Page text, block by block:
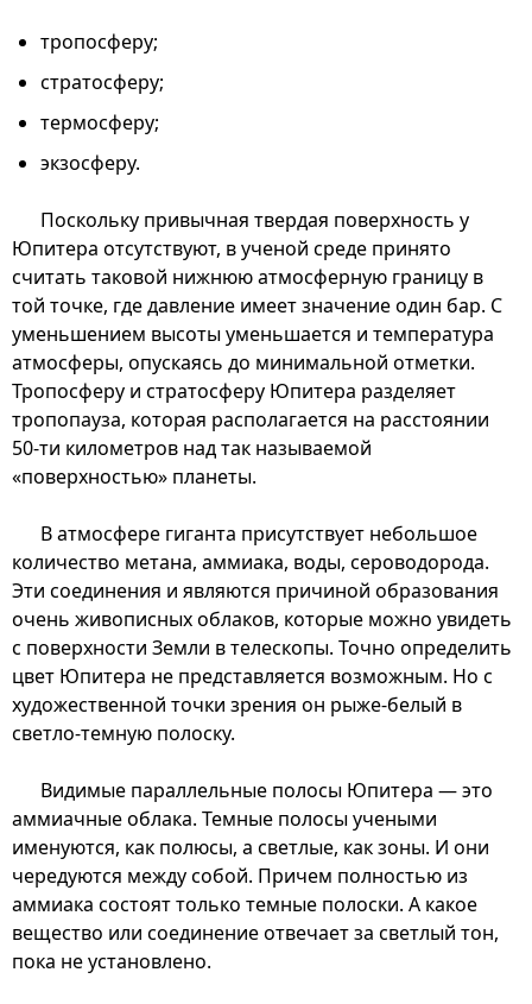
тропосферу;
стратосферу;
термосферу;
экзосферу.
Поскольку привычная твердая поверхность у
Юпитера отсутствуют, в ученой среде принято
считать таковой нижнюю атмосферную границу в
той точке, где давление имеет значение один бар. С
уменьшением высоты уменьшается и температура
атмосферы, опускаясь до минимальной отметки.
Тропосферу и стратосферу Юпитера разделяет
тропопауза, которая располагается на расстоянии
50-ти километров над так называемой
«поверхностью» планеты.
В атмосфере гиганта присутствует небольшое
количество метана, аммиака, воды, сероводорода.
Эти соединения и являются причиной образования
очень живописных облаков, которые можно увидеть
с поверхности Земли в телескопы. Точно определить
цвет Юпитера не представляется возможным. Но с
художественной точки зрения он рыже-белый в
светло-темную полоску.
Видимые параллельные полосы Юпитера — это
аммиачные облака. Темные полосы учеными
именуются, как полюсы, а светлые, как зоны. И они
чередуются между собой. Причем полностью из
аммиака состоят только темные полоски. А какое
вещество или соединение отвечает за светлый тон,
пока не установлено.